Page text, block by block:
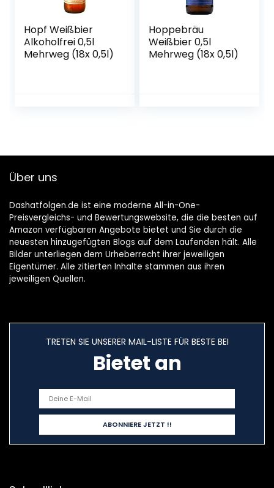
Hopf Weißbier
Alkoholfrei 0,5l
Mehrweg (18x 0,5l)
Hoppebräu
Weißbier 0,5l
Mehrweg (18x 0,5l)
Über uns
Dashatfolgen.de ist eine moderne All-in-One-
Preisvergleichs- und Bewertungswebsite, die die besten auf
Amazon verfügbaren Angebote bietet und Sie durch die
neuesten hinzugefügten Blogs auf dem Laufenden hält. Alle
Bilder unterliegen dem Urheberrecht ihrer jeweiligen
Eigentümer. Alle zitierten Inhalte stammen aus ihren
jeweiligen Quellen.
TRETEN SIE UNSERER MAIL-LISTE FÜR BESTE BEI
Bietet an